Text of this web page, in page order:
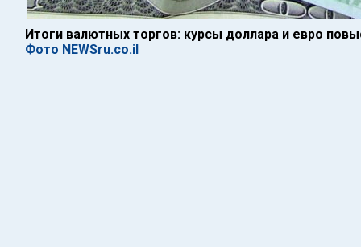
Итоги валютных торгов: курсы доллара и евро
Фото NEWSru.co.il